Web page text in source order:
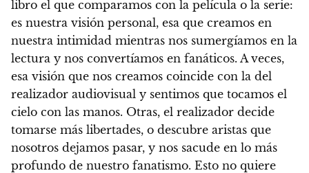
libro el que comparamos con la película o la serie:
es nuestra visión personal, esa que creamos en
nuestra intimidad mientras nos sumergíamos en la
lectura y nos convertíamos en fanáticos. A veces,
esa visión que nos creamos coincide con la del
realizador audiovisual y sentimos que tocamos el
cielo con las manos. Otras, el realizador decide
tomarse más libertades, o descubre aristas que
nosotros dejamos pasar, y nos sacude en lo más
profundo de nuestro fanatismo. Esto no quiere